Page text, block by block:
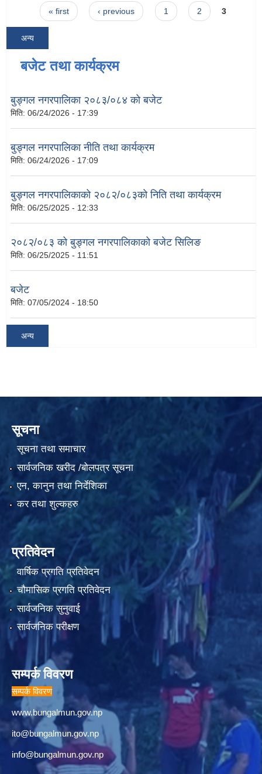
Pages« first ‹ previous 1 2 3
अन्य
बजेट तथा कार्यक्रम
बुङ्गल नगरपालिका २०८३/०८४ को बजेट
मिति: 06/24/2026 - 17:39
बुङ्गल नगरपालिका नीति तथा कार्यक्रम
मिति: 06/24/2026 - 17:09
बुङ्गल नगरपालिकाको २०८२/०८३को निति तथा कार्यक्रम
मिति: 06/25/2025 - 12:33
२०८२/०८३ को बुङ्गल नगरपालिकाको बजेट सिलिङ
मिति: 06/25/2025 - 11:51
बजेट
मिति: 07/05/2024 - 18:50
अन्य
सूचना
सूचना तथा समाचार
सार्वजनिक खरीद /बोलपत्र सूचना
एन, कानुन तथा निर्देशिका
कर तथा शुल्कहरु
प्रतिवेदन
वार्षिक प्रगति प्रतिवेदन
चौमासिक प्रगति प्रतिवेदन
सार्वजनिक सुनुवाई
सार्वजनिक परीक्षण
सम्पर्क विवरण
सम्पर्क विवरण
www.bungalmun.gov.np
ito@bungalmun.gov.np
info@bungalmun.gov.np